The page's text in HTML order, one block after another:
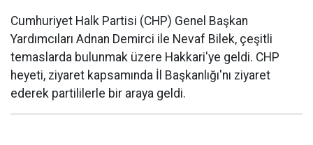
Cumhuriyet Halk Partisi (CHP) Genel Başkan
Yardımcıları Adnan Demirci ile Nevaf Bilek, çeşitli
temaslarda bulunmak üzere Hakkari'ye geldi. CHP
heyeti, ziyaret kapsamında İl Başkanlığı'nı ziyaret
ederek partililerle bir araya geldi.